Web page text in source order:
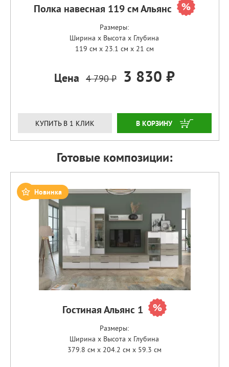
Полка навесная 119 см Альянс
Размеры:
Ширина x Высота x Глубина
119 см x 23.1 см x 21 см
Цена 4 790 ₽ 3 830 ₽
КУПИТЬ В 1 КЛИК ЗАКАЗАТЬ
Готовые композиции:
Новинка
Гостиная Альянс 1
Размеры:
Ширина x Высота x Глубина
379.8 см x 204.2 см x 59.3 см